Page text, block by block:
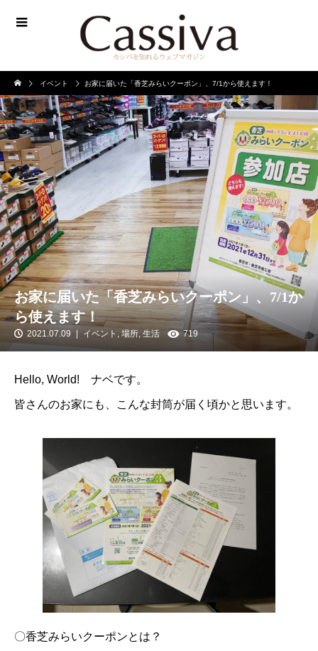
イベント お家に届いた「香芝みらいクーポン」、7/1から使えます！
お家に届いた「香芝みらいクーポン」、7/1か
ら使えます！
2021.07.09 イベント , 場所, 生活 719
Hello, World! ナベです。
皆さんのお家にも、こんな封筒が届く頃かと思います。
〇香芝みらいクーポンとは？